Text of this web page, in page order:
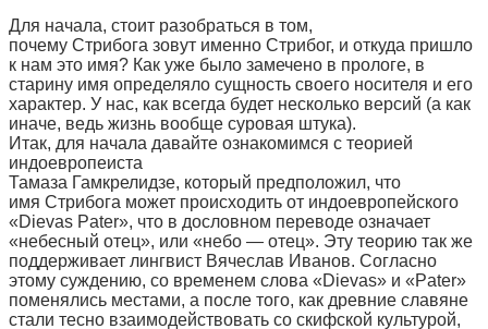
Для начала, стоит разобраться в том,
почему Стрибога зовут именно Стрибог, и откуда пришло
к нам это имя? Как уже было замечено в прологе, в
старину имя определяло сущность своего носителя и его
характер. У нас, как всегда будет несколько версий (а как
иначе, ведь жизнь вообще суровая штука).
Итак, для начала давайте ознакомимся с теорией
индоевропеиста
Тамаза Гамкрелидзе, который предположил, что
имя Стрибога может происходить от индоевропейского
«Dievas Pater», что в дословном переводе означает
«небесный отец», или «небо — отец». Эту теорию так же
поддерживает лингвист Вячеслав Иванов. Согласно
этому суждению, со временем слова «Dievas» и «Pater»
поменялись местами, а после того, как древние славяне
стали тесно взаимодействовать со скифской культурой,